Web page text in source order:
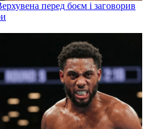
перед боєм і заговорив